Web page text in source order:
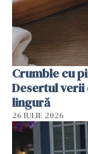
Crumble cu
Desertul verii
lingură
26 IULIE 2026